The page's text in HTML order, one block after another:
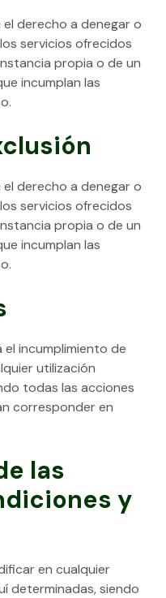
el derecho a denegar o
servicios ofrecidos
propia o de un
incumplan las
el derecho a denegar o
servicios ofrecidos
propia o de un
incumplan las
el incumplimiento de
utilización
todas las acciones
corresponder en
las
y
en cualquier
determinadas, siendo